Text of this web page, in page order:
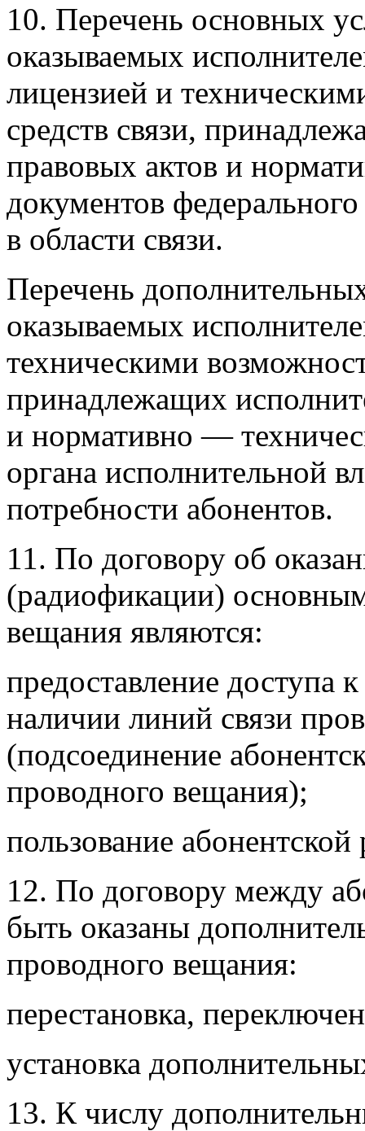
10. Перечень основных
оказываемых
лицензией и
средств связи,
правовых актов и
документов
в области связи.
Перечень
оказываемых
техническими
принадлежащих
и нормативно —
органа исполнительной
потребности абонентов.
11. По договору об
(радиофикации)
вещания являются:
предоставление доступа
наличии линий связи
(подсоединение
проводного вещания);
пользование абонентской
12. По договору между
быть оказаны
проводного вещания:
перестановка,
установка
13. К числу